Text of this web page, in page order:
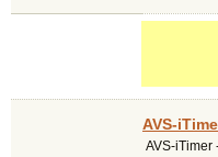
AVS-
AVS-iTimer